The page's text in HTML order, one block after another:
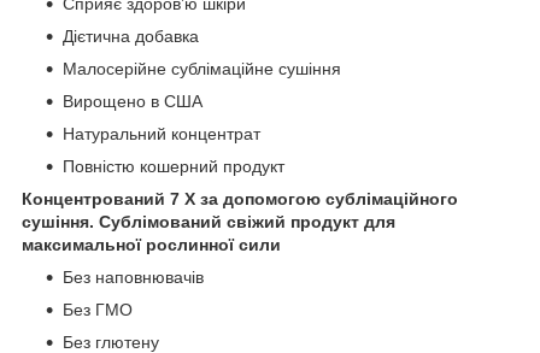
Дієтична добавка
Малосерійне сублімаційне сушіння
Вирощено в США
Натуральний концентрат
Повністю кошерний продукт
Концентрований 7 X за допомогою сублімаційного
сушіння. Сублімований свіжий продукт для
максимальної рослинної сили
Без наповнювачів
Без ГМО
Без глютену